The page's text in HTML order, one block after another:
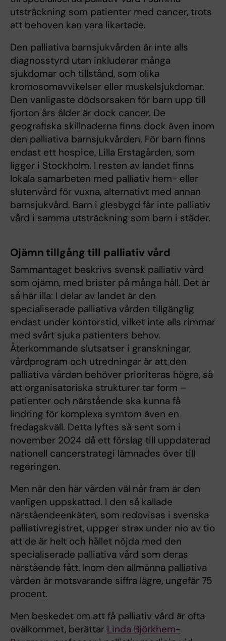
utsträckning som patienter med cancer, trots
att behoven kan vara likartade.
Den palliativa barnsjukvården är inte alls
diagnosstyrd utan inkluderar många
sjukdomar och tillstånd, som olika
kromosomavvikelser eller muskelsjukdomar.
Den vanligaste dödsorsaken för barn upp till
fjorton års ålder är dock cancer. De
geografiska skillnaderna finns dock även inom
den palliativa barnsjukvården. För barn finns
endast ett hospice, Lilla Erstagården, som
ligger i Stockholm. I resten av landet finns
lokala samarbeten med palliativ hem- eller
slutenvård för vuxna, alternativt med annan
barnsjukvård. Barn i glesbygd får inte palliativ
vård i samma utsträckning som barn i städer.
Ojämn tillgång till palliativ vård
Sammantaget beskrivs svensk palliativ vård
som ojämn, med brister på många håll. Det är
så här illa: I delar av landet är den
specialiserade palliativa vården tillgänglig
endast under kontorstid, vilket inte alls rimmar
med svårt sjuka patienters behov.
Återkommande slutsatser i granskningar,
vårdprogram och utredningar är att den
palliativa vården behöver prioriteras högre, så
att organisatoriska strukturer tar form –
patienter och närstående ska kunna få
lindring för komplexa symtom även en
fredagskväll. Detta lyftes så sent som i
november 2024 då ett förslag till uppdaterad
nationell cancerstrategi lämnades över till
regeringen.
Men när den här vården väl når fram är den
vanligen uppskattad. I den så kallade
närståendeenkäten, som redovisas i svenska
palliativregistret, uppger strax under nio av tio
att de är helt och hållet nöjda med den
specialiserade palliativa vård som deras
närstående fått. Inom den allmänna palliativa
vården är motsvarande siffra lägre, ungefär 75
procent.
Men beskedet om att få palliativ vård är ofta
ovälkommet, berättar Linda Björkhem-